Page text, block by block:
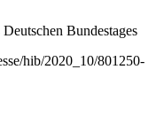
Bundestages
hib/2020_10/801250-